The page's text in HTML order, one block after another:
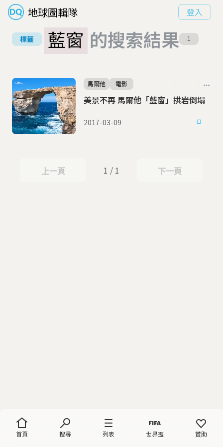
地球圖輯隊 登入
首頁 搜尋 列表 世界盃 贊助
標籤 藍窗 的搜索結果 1
美景不再 馬爾他「藍窗」拱岩倒塌
馬爾他 電影
2017-03-09
上一頁
上一頁 1 / 1 下一頁
下一頁